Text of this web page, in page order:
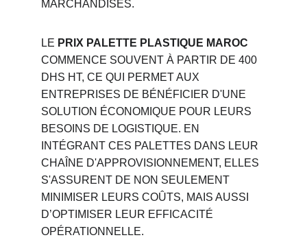
MARCHANDISES.
LE PRIX PALETTE PLASTIQUE MAROC
COMMENCE SOUVENT À PARTIR DE 400
DHS HT, CE QUI PERMET AUX
ENTREPRISES DE BÉNÉFICIER D'UNE
SOLUTION ÉCONOMIQUE POUR LEURS
BESOINS DE LOGISTIQUE. EN
INTÉGRANT CES PALETTES DANS LEUR
CHAÎNE D'APPROVISIONNEMENT, ELLES
S'ASSURENT DE NON SEULEMENT
MINIMISER LEURS COÛTS, MAIS AUSSI
D’OPTIMISER LEUR EFFICACITÉ
OPÉRATIONNELLE.